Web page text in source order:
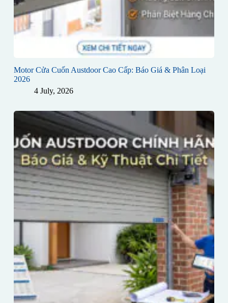
Motor Cửa Cuốn Austdoor Cao Cấp: Báo Giá & Phân Loại
2026
4 July, 2026